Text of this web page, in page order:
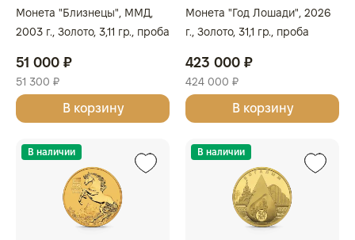
Монета "Близнецы", ММД,
2003 г., Золото, 3,11 гр., проба
51 000 ₽
51 300 ₽
В корзину
Монета "Год Лошади", 2026
г., Золото, 31,1 гр., проба
423 000 ₽
424 000 ₽
В корзину
В наличии В наличии